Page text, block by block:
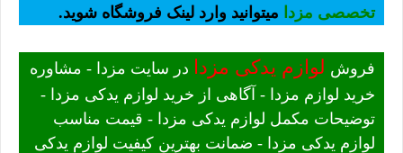
تخصصی مزدا میتوانید وارد لینک فروشگاه شوید.
فروش لوازم یدکی مزدا در سایت مزدا - مشاوره
خرید لوازم مزدا - آگاهی از خرید لوازم یدکی مزدا -
توضیحات مکمل لوازم یدکی مزدا - قیمت مناسب
لوازم یدکی مزدا - ضمانت بهترین کیفیت لوازم یدکی